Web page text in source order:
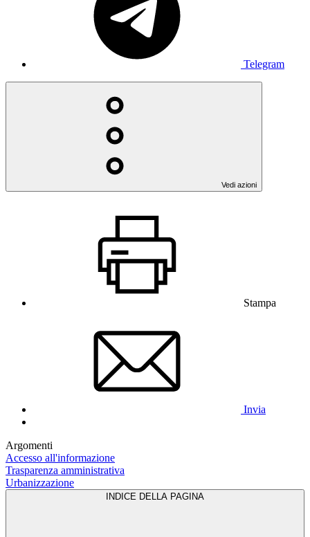
Telegram
Vedi azioni
Stampa
Invia
Argomenti
Accesso all'informazione
Trasparenza amministrativa
Urbanizzazione
INDICE DELLA PAGINA